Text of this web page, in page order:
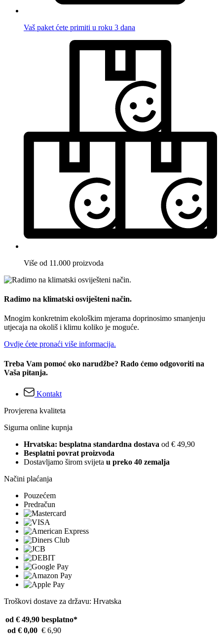
Vaš paket ćete primiti u roku 3 dana
Više od 11.000 proizvoda
Radimo na klimatski osviješteni način.
Mnogim konkretnim ekološkim mjerama doprinosimo smanjenju
utjecaja na okoliš i klimu koliko je moguće.
Ovdje ćete pronaći više informacija.
Treba Vam pomoć oko narudžbe? Rado ćemo odgovoriti na
Vaša pitanja.
Kontakt
Provjerena kvaliteta
Sigurna online kupnja
Hrvatska: besplatna standardna dostava od € 49,90
Besplatni povrat proizvoda
Dostavljamo širom svijeta u preko 40 zemalja
Načini plaćanja
Pouzećem
Predračun
Troškovi dostave za državu: Hrvatska
od € 49,90 besplatno*
od € 0,00 € 6,90